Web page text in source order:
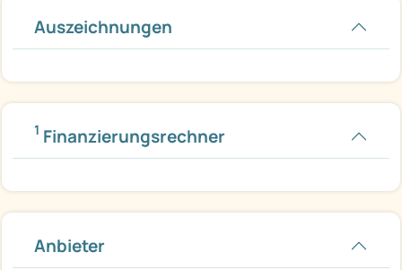
Auszeichnungen
1 Finanzierungsrechner
Anbieter